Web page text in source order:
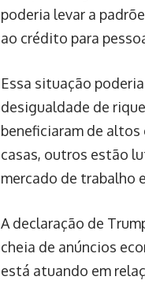
poderia levar a
ao crédito para
Essa situação
desigualdade de
beneficiaram de altos
casas, outros estão
mercado de trabalho
A declaração de
cheia de anúncios
está atuando em